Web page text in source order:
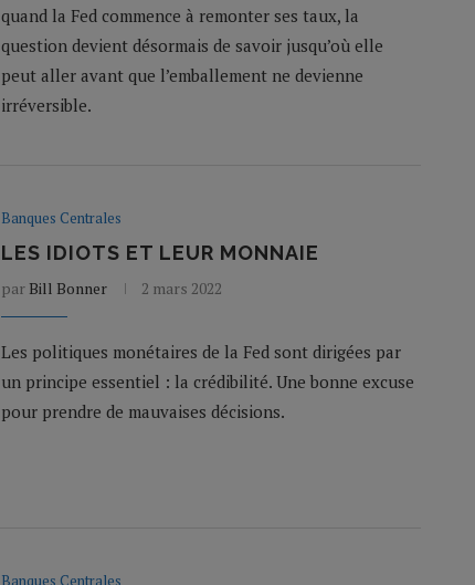
quand la Fed commence à remonter ses taux, la
question devient désormais de savoir jusqu’où elle
peut aller avant que l’emballement ne devienne
irréversible.
Banques Centrales
LES IDIOTS ET LEUR MONNAIE
par Bill Bonner 2 mars 2022
Les politiques monétaires de la Fed sont dirigées par
un principe essentiel : la crédibilité. Une bonne excuse
pour prendre de mauvaises décisions.
Banques Centrales